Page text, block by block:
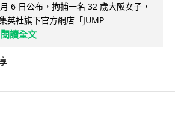
6 日公布，拘捕一名 32 歲大阪女子，
英社旗下官方網店「JUMP
閱讀全文